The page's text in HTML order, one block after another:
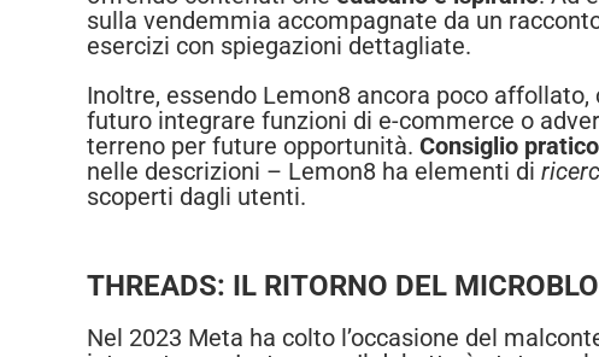
sulla vendemmia accompagnate da un
esercizi con spiegazioni dettagliate.
Inoltre, essendo Lemon8 ancora poco
futuro integrare funzioni di e-commerce o
terreno per future opportunità. Consiglio
nelle descrizioni – Lemon8 ha elementi di
scoperti dagli utenti.
THREADS: IL RITORNO DEL
Nel 2023 Meta ha colto l’occasione del